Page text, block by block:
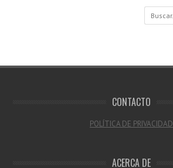
Buscar
CONTACTO
POLÍTICA DE PRIVACIDAD
ACERCA DE